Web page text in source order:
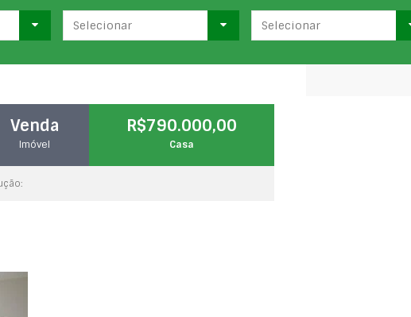
Selecionar Selecionar
Venda
Imóvel
R$790.000,00
Casa